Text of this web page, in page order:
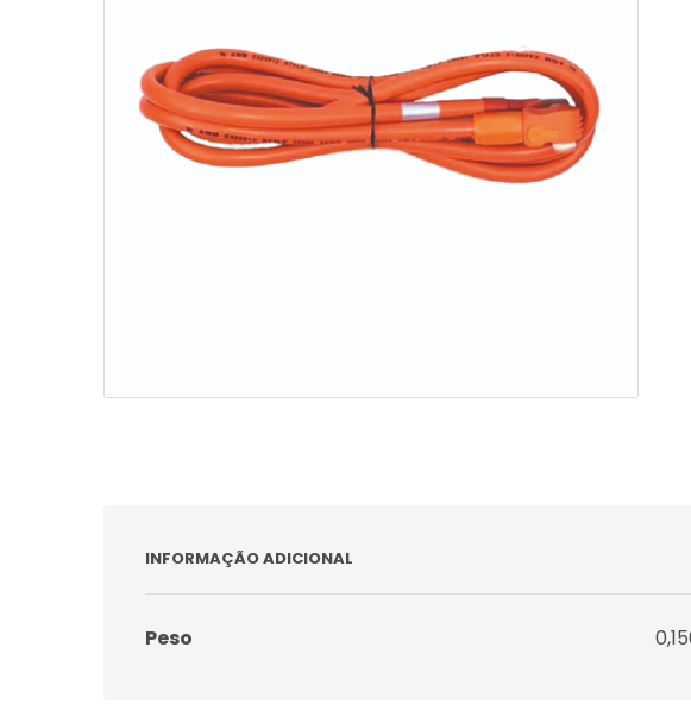
INFORMAÇÃO ADICIONAL
Peso